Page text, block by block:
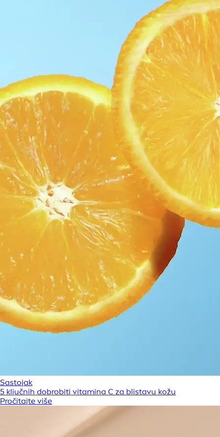
Sastojak
5 ključnih dobrobiti vitamina C za blistavu kožu
Pročitajte više